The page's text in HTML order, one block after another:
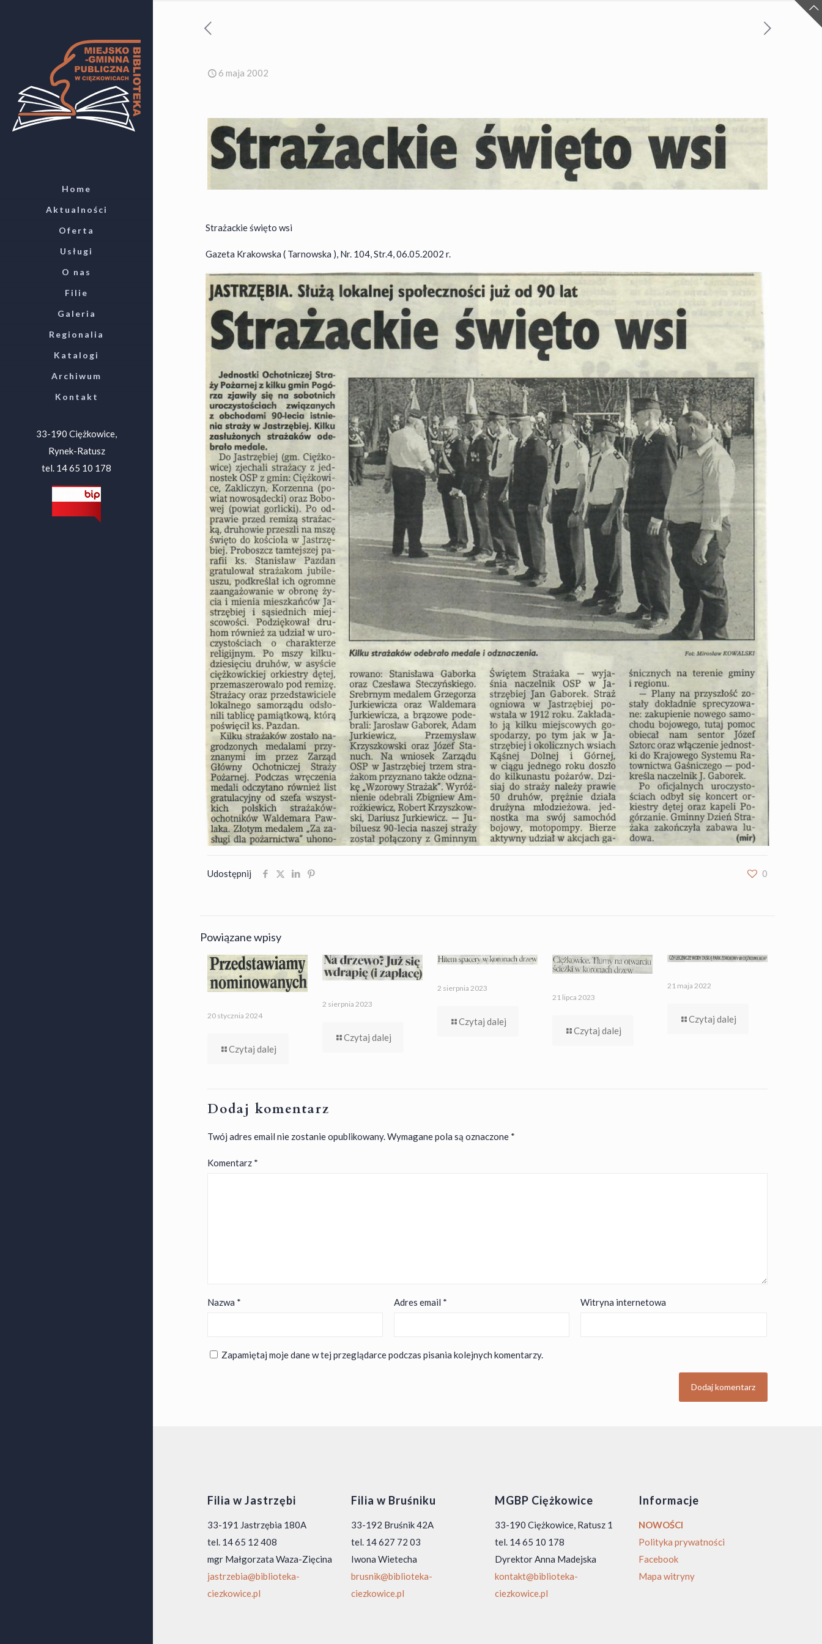
Home
Aktualności
Oferta
Usługi
O nas
Filie
Galeria
Regionalia
Katalogi
Archiwum
Kontakt
33-190 Ciężkowice,
Rynek-Ratusz
tel. 14 65 10 178
6 maja 2002
Strażackie święto wsi
Gazeta Krakowska ( Tarnowska ), Nr. 104, Str.4, 06.05.2002 r.
Udostępnij 0
Powiązane wpisy
20 stycznia 2024
Czytaj dalej
2 sierpnia 2023
Czytaj dalej
2 sierpnia 2023
Czytaj dalej
21 lipca 2023
Czytaj dalej
21 maja 2022
Czytaj dalej
Dodaj komentarz
Twój adres email nie zostanie opublikowany.Wymagane pola są oznaczone *
Komentarz *
Nazwa * Adres email * Witryna internetowa
Zapamiętaj moje dane w tej przeglądarce podczas pisania kolejnych komentarzy.
Filia w Jastrzębi
33-191 Jastrzębia 180A
tel. 14 65 12 408
mgr Małgorzata Waza-Zięcina
jastrzebia@biblioteka-
ciezkowice.pl
Filia w Bruśniku
33-192 Bruśnik 42A
tel. 14 627 72 03
Iwona Wietecha
brusnik@biblioteka-
ciezkowice.pl
MGBP Ciężkowice
33-190 Ciężkowice, Ratusz 1
tel. 14 65 10 178
Dyrektor Anna Madejska
kontakt@biblioteka-
ciezkowice.pl
Informacje
NOWOŚCI
Polityka prywatności
Facebook
Mapa witryny